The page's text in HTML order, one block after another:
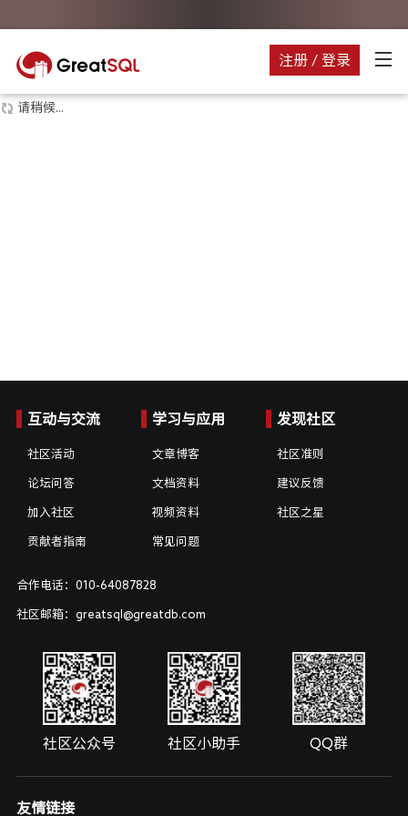
注册 / 登录
请稍候...
互动与交流
社区活动
论坛问答
加入社区
贡献者指南
学习与应用
文章博客
文档资料
视频资料
常见问题
发现社区
社区准则
建议反馈
社区之星
合作电话：010-64087828
社区邮箱：greatsql@greatdb.com
社区公众号 社区小助手 QQ群
友情链接